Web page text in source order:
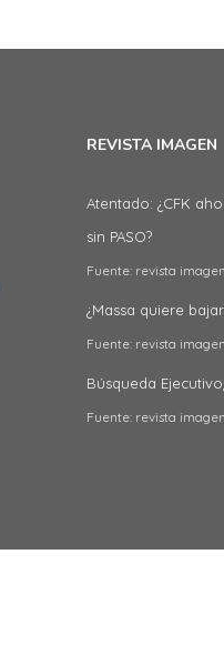
REVISTA IMAGEN
Atentado: ¿CFK
sin PASO?
Fuente: revista imagen
¿Massa quiere
Fuente: revista imagen
Búsqueda
Fuente: revista imagen